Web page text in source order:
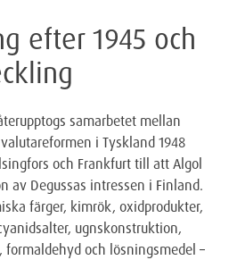
efter 1945 och
samarbetet mellan
i Tyskland 1948
och Frankfurt till att Algol
av Degussas intressen i Finland.
färger, kimrök, oxidprodukter,
ugnskonstruktion,
och lösningsmedel –